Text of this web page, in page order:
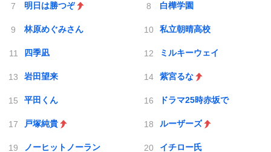
明日は勝つぞ 白樺学園
林原めぐみさん 私立朝晴高校
四季凪 ミルキーウェイ
岩田望来 紫宮るな
平田くん ドラマ25時赤坂で
戸塚純貴 ルーザーズ
ノーヒットノーラン イチロー氏